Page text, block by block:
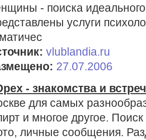
- поиска
услуги
vlublandia.ru
27.07.2006
- знакомства и
для самых
и многое другое.
личные сообщения.